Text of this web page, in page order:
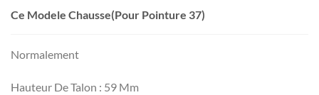
Ce Modele Chausse(Pour Pointure 37)
Normalement
Hauteur De Talon : 59 Mm